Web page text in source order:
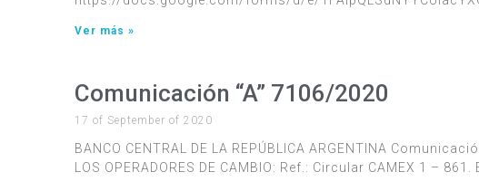
Ver más »
Comunicación “A” 7106/2020
17 of September of 2020
BANCO CENTRAL DE LA REPÚBLICA ARGENTINA
LOS OPERADORES DE CAMBIO: Ref.: Circular CAMEX 1 – 861.